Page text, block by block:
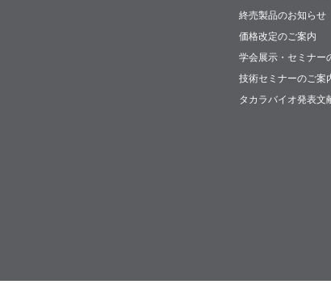
終売製品のお知らせ
価格改定のご案内
学会展示・セミナー
技術セミナーのご案
タカラバイオ発表文